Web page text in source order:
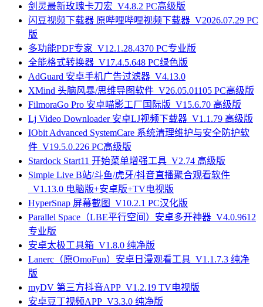
剑灵最新玫瑰卡刀宏_V4.8.2 PC高级版
闪豆视频下载器 原哔哩哔哩视频下载器_V2026.07.29 PC
版
多功能PDF专家_V12.1.28.4370 PC专业版
全能格式转换器_V17.4.5.648 PC绿色版
AdGuard 安卓手机广告过滤器_V4.13.0
XMind 头脑风暴/思维导图软件_V26.05.01105 PC高级版
FilmoraGo Pro 安卓喵影工厂国际版_V15.6.70 高级版
Lj Video Downloader 安卓LJ视频下载器_V1.1.79 高级版
IObit Advanced SystemCare 系统清理维护与安全防护软
件_V19.5.0.226 PC高级版
Stardock Start11 开始菜单增强工具_V2.74 高级版
Simple Live B站/斗鱼/虎牙/抖音直播聚合观看软件
_V1.13.0 电脑版+安卓版+TV电视版
HyperSnap 屏幕截图_V10.2.1 PC汉化版
Parallel Space（LBE平行空间）安卓多开神器_V4.0.9612
专业版
安卓太极工具箱_V1.8.0 纯净版
Lanerc（原OmoFun）安卓日漫观看工具_V1.1.7.3 纯净
版
myDV 第三方抖音APP_V1.2.19 TV电视版
安卓豆丁视频APP_V3.3.0 纯净版